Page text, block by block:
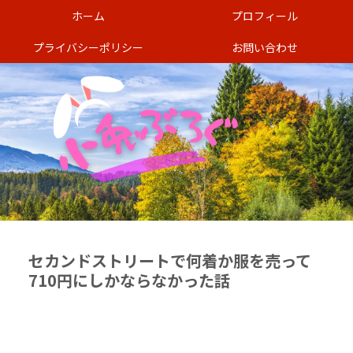
ホーム
プロフィール
プライバシーポリシー
お問い合わせ
セカンドストリートで何着か服を売って
710円にしかならなかった話